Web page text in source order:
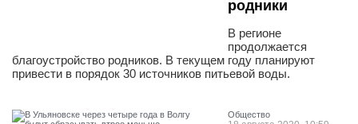
родники
В регионе
продолжается
благоустройство родников. В текущем году планируют
привести в порядок 30 источников питьевой воды.
Общество